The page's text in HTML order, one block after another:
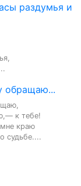
раздумья и
обращаю...
к тебе!
краю
судьбе....